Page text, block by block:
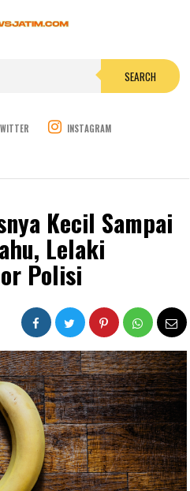
SEARCH
INSTAGRAM
Kecil Sampai
Lelaki
Polisi